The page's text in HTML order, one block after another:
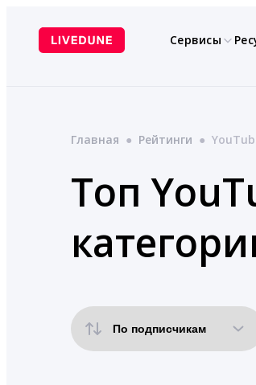
содержимому
Сервисы
Главная ● Рейтинги ●
Топ